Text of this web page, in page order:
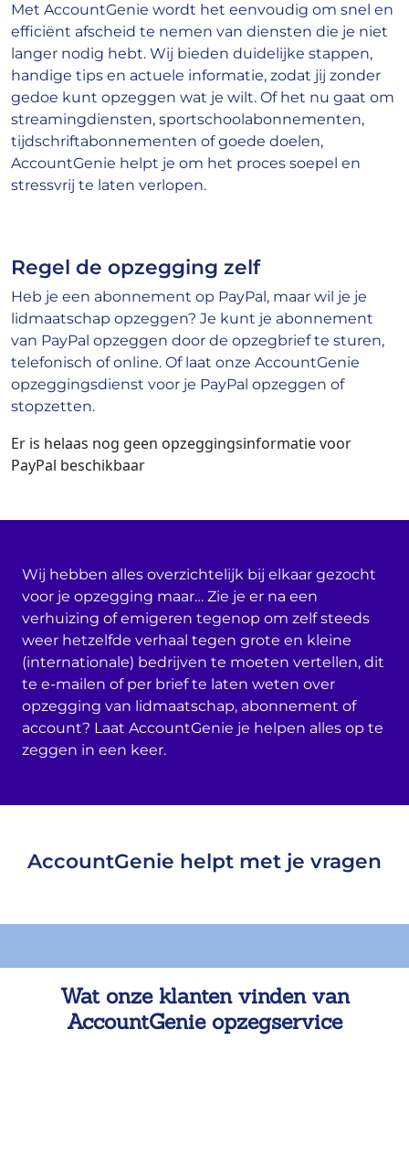
Met AccountGenie wordt het eenvoudig om snel en
efficiënt afscheid te nemen van diensten die je niet
langer nodig hebt. Wij bieden duidelijke stappen,
handige tips en actuele informatie, zodat jij zonder
gedoe kunt opzeggen wat je wilt. Of het nu gaat om
streamingdiensten, sportschoolabonnementen,
tijdschriftabonnementen of goede doelen,
AccountGenie helpt je om het proces soepel en
stressvrij te laten verlopen.
Regel de opzegging zelf
Heb je een abonnement op PayPal, maar wil je je
lidmaatschap opzeggen? Je kunt je abonnement
van PayPal opzeggen door de opzegbrief te sturen,
telefonisch of online. Of laat onze AccountGenie
opzeggingsdienst voor je PayPal opzeggen of
stopzetten.
Er is helaas nog geen opzeggingsinformatie voor
PayPal beschikbaar
Wij hebben alles overzichtelijk bij elkaar gezocht
voor je opzegging maar… Zie je er na een
verhuizing of emigeren tegenop om zelf steeds
weer hetzelfde verhaal tegen grote en kleine
(internationale) bedrijven te moeten vertellen, dit
te e-mailen of per brief te laten weten over
opzegging van lidmaatschap, abonnement of
account? Laat AccountGenie je helpen alles op te
zeggen in een keer.
AccountGenie helpt met je vragen
Wat onze klanten vinden van
AccountGenie opzegservice